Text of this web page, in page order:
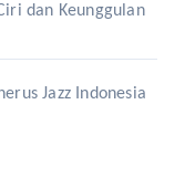
dan Keunggulan
Jazz Indonesia